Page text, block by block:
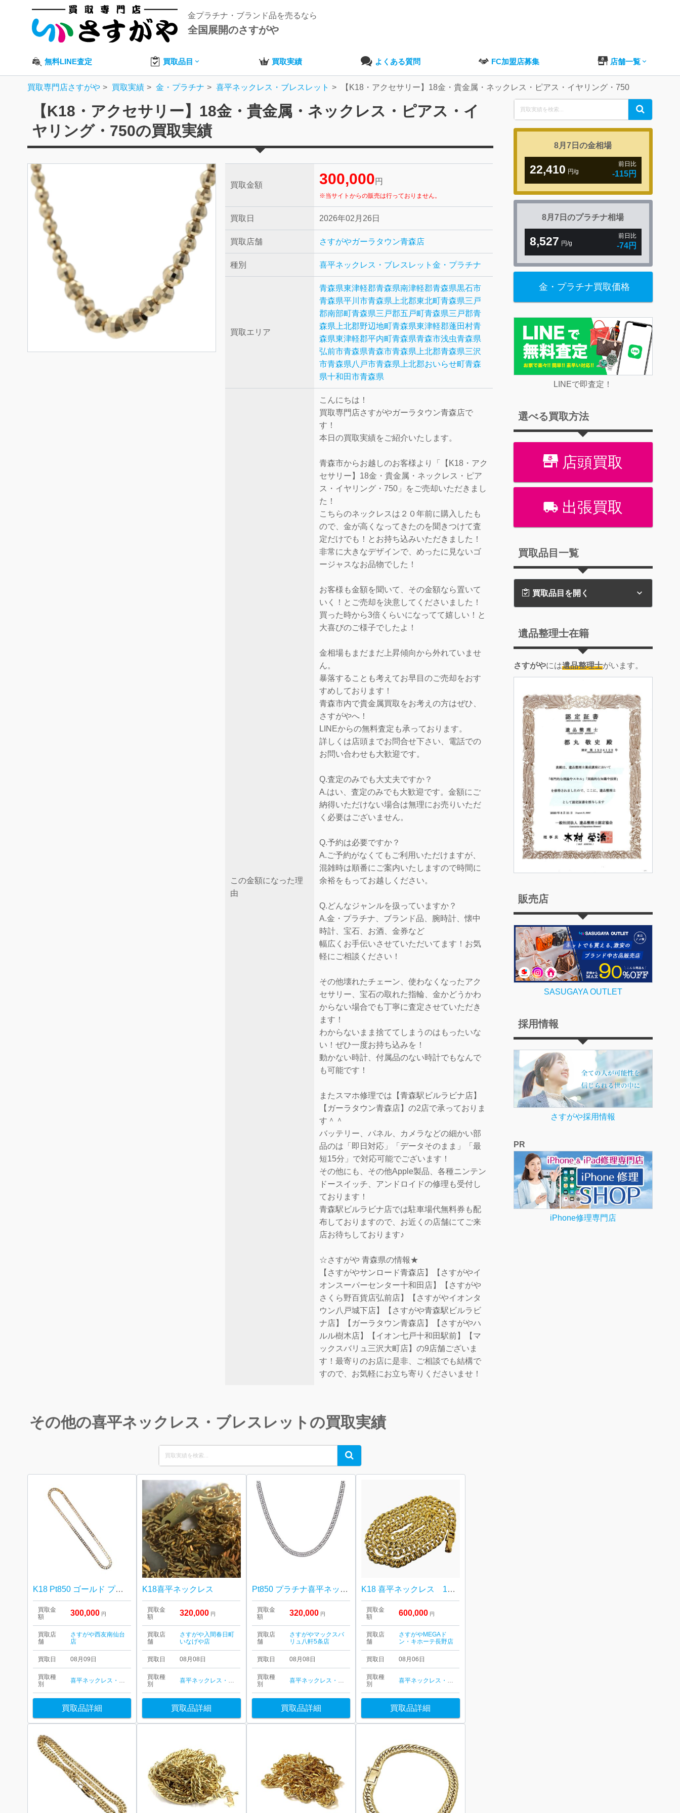
金プラチナ・ブランド品を売るなら
全国展開のさすがや
無料LINE査定 買取品目 買取実績 よくある質問 FC加盟店募集 店舗一覧
買取専門店さすがや 買取実績 金・プラチナ 喜平ネックレス・ブレスレット 【K18・アクセサリー】18金・貴金属・ネックレス・ピアス・イヤリング・750
【K18・アクセサリー】18金・貴金属・ネックレス・ピアス・イ
ヤリング・750の買取実績
買取金額 300,000 円
※当サイトからの販売は行っておりません。
買取日 2026年02月26日
買取店舗 さすがやガーラタウン青森店
種別 喜平ネックレス・ブレスレット金・プラチナ
買取エリア
青森県東津軽郡青森県南津軽郡青森県黒石市
青森県平川市青森県上北郡東北町青森県三戸
郡南部町青森県三戸郡五戸町青森県三戸郡青
森県上北郡野辺地町青森県東津軽郡蓬田村青
森県東津軽郡平内町青森県青森市浅虫青森県
弘前市青森県青森市青森県上北郡青森県三沢
市青森県八戸市青森県上北郡おいらせ町青森
県十和田市青森県
この金額になった理
由
こんにちは！
買取専門店さすがやガーラタウン青森店で
す！
本日の買取実績をご紹介いたします。
青森市からお越しのお客様より「【K18・アク
セサリー】18金・貴金属・ネックレス・ピア
ス・イヤリング・750」をご売却いただきまし
た！
こちらのネックレスは２０年前に購入したも
ので、金が高くなってきたのを聞きつけて査
定だけでも！とお持ち込みいただきました！
非常に大きなデザインで、めったに見ないゴ
ージャスなお品物でした！
お客様も金額を聞いて、その金額なら置いて
いく！とご売却を決意してくださいました！
買った時から3倍くらいになってて嬉しい！と
大喜びのご様子でしたよ！
金相場もまだまだ上昇傾向から外れていませ
ん。
暴落することも考えてお早目のご売却をおす
すめしております！
青森市内で貴金属買取をお考えの方はぜひ、
さすがやへ！
LINEからの無料査定も承っております。
詳しくは店頭までお問合せ下さい、電話での
お問い合わせも大歓迎です。
Q.査定のみでも大丈夫ですか？
A.はい、査定のみでも大歓迎です。金額にご
納得いただけない場合は無理にお売りいただ
く必要はございません。
Q.予約は必要ですか？
A.ご予約がなくてもご利用いただけますが、
混雑時は順番にご案内いたしますので時間に
余裕をもってお越しください。
Q.どんなジャンルを扱っていますか？
A.金・プラチナ、ブランド品、腕時計、懐中
時計、宝石、お酒、金券など
幅広くお手伝いさせていただいてます！お気
軽にご相談ください！
その他壊れたチェーン、使わなくなったアク
セサリー、宝石の取れた指輪、金かどうかわ
からない場合でも丁寧に査定させていただき
ます！
わからないまま捨ててしまうのはもったいな
い！ぜひ一度お持ち込みを！
動かない時計、付属品のない時計でもなんで
も可能です！
またスマホ修理では【青森駅ビルラビナ店】
【ガーラタウン青森店】の2店で承っておりま
す＾＾
バッテリー、パネル、カメラなどの細かい部
品のは「即日対応」「データそのまま」「最
短15分」で対応可能でございます！
その他にも、その他Apple製品、各種ニンテン
ドースイッチ、アンドロイドの修理も受付し
ております！
青森駅ビルラビナ店では駐車場代無料券も配
布しておりますので、お近くの店舗にてご来
店お待ちしております♪
☆さすがや 青森県の情報★
【さすがやサンロード青森店】【さすがやイ
オンスーパーセンター十和田店】【さすがや
さくら野百貨店弘前店】【さすがやイオンタ
ウン八戸城下店】【さすがや青森駅ビルラビ
ナ店】【ガーラタウン青森店】【さすがやハ
ルル樹木店】【イオン七戸十和田駅前】【マ
ックスバリュ三沢大町店】の9店舗ございま
す！最寄りのお店に是非、ご相談でも結構で
すので、お気軽にお立ち寄りくださいませ！
その他の喜平ネックレス・ブレスレットの買取実績
Search
for:
Search
K18 Pt850 ゴールド プラチナ コンビネックレス
買取金
額
300,000 円
買取店
舗
さすがや西友南仙台
店
買取日 08月09日
買取種
別
喜平ネックレス・ブレスレット
買取品詳細
K18喜平ネックレス
買取金
額
320,000 円
買取店
舗
さすがや入間春日町
いなげや店
買取日 08月08日
買取種
別
喜平ネックレス・ブレスレット
買取品詳細
Pt850 プラチナ喜平ネックレス
買取金
額
320,000 円
買取店
舗
さすがやマックスバ
リュ八軒5条店
買取日 08月08日
買取種
別
喜平ネックレス・ブレスレット
買取品詳細
K18 喜平ネックレス 18金
買取金
額
600,000 円
買取店
舗
さすがやMEGAド
ン・キホーテ長野店
買取日 08月06日
買取種
別
喜平ネックレス・ブレスレット
買取品詳細
Search
for:
Search
8月7日の金相場
22,410 円/g
前日比
-115円
8月7日のプラチナ相場
8,527 円/g
前日比
-74円
金・プラチナ買取価格
LINEで即査定！
選べる買取方法
店頭買取
出張買取
買取品目一覧
買取品目を開く
遺品整理士在籍
さすがやには遺品整理士がいます。
販売店
SASUGAYA OUTLET
採用情報
さすがや採用情報
PR
iPhone修理専門店